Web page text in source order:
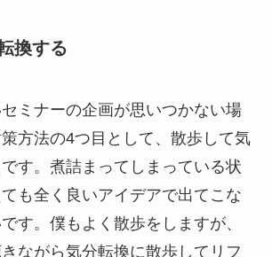
換する
ミナーの企画が思いつかない場
方法の4つ目として、散歩して気
す。煮詰まってしまっている状
も全く良いアイデアで出てこな
す。僕もよく散歩をしますが、
ながら気分転換に散歩してリフ